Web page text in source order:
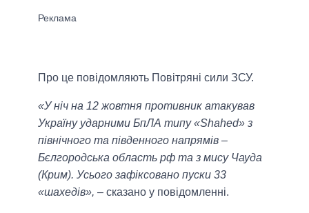
Про це повідомляють Повітряні сили ЗСУ.
«У ніч на 12 жовтня противник атакував
Україну ударними БпЛА типу «Shahed» з
північного та південного напрямів –
Бєлгородська область рф та з мису Чауда
(Крим). Усього зафіксовано пуски 33
«шахедів», – сказано у повідомленні.